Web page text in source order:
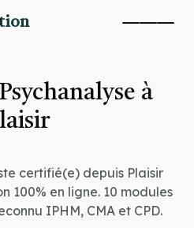
à
certifié(e) depuis Plaisir
100% en ligne. 10 modules
IPHM, CMA et CPD.